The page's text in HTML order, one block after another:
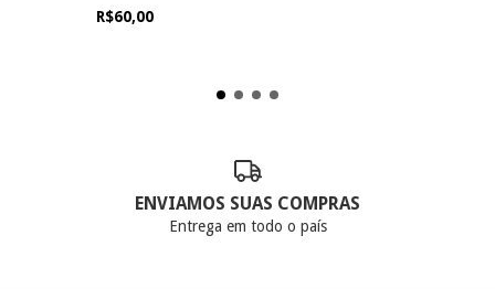
R$60,00
ENVIAMOS SUAS COMPRAS
Entrega em todo o país